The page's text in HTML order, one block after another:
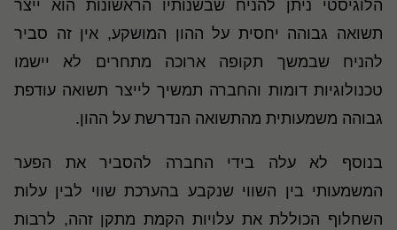
הלוגיסטי ניתן להניח שבשנותיו הראשונות הוא ייצר
תשואה גבוהה יחסית על ההון המושקע, אין זה סביר
להניח שבמשך תקופה ארוכה מתחרים לא יישמו
טכנולוגיות דומות והחברה תמשיך לייצר תשואה עודפת
גבוהה משמעותית מהתשואה הנדרשת על ההון.
בנוסף לא עלה בידי החברה להסביר את הפער
המשמעותי בין השווי שנקבע בהערכת שווי לבין עלות
השחלוף הכוללת את עלויות הקמת מתקן זהה, לרבות